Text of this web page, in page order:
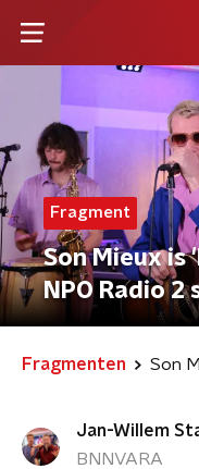
Fragment
Son Mieux is
NPO Radio 2
Fragmenten
Jan-Willem
BNNVARA